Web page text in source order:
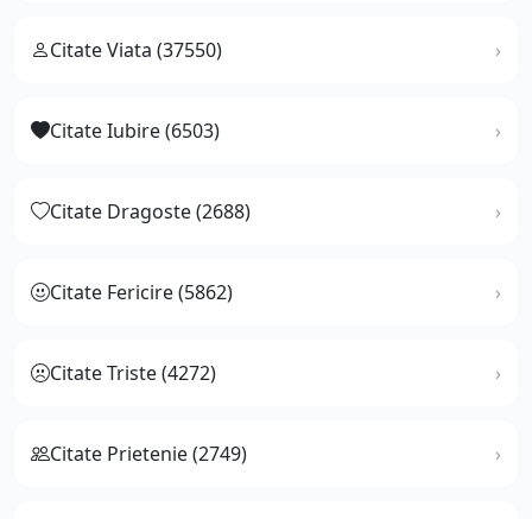
Citate Viata (37550)
Citate Iubire (6503)
Citate Dragoste (2688)
Citate Fericire (5862)
Citate Triste (4272)
Citate Prietenie (2749)